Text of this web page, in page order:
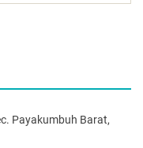
Payakumbuh Barat,